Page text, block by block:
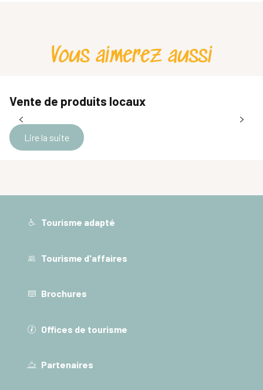
Alpes Eco Matériaux
Magasin SPAR
Boulangerie Pâtisserie Latouche
Les Paniers Sappeyards - Épicerie et traiteur
Saint Ismier Primeur
Vous aimerez aussi
Vente de produits locaux
Lire la suite
Tourisme adapté
Tourisme d'affaires
Brochures
Offices de tourisme
Partenaires